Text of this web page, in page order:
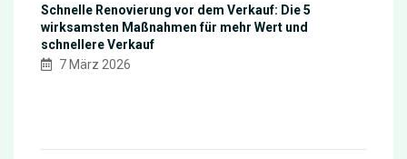
Schnelle Renovierung vor dem Verkauf: Die 5
wirksamsten Maßnahmen für mehr Wert und
schnellere Verkauf
7 März 2026